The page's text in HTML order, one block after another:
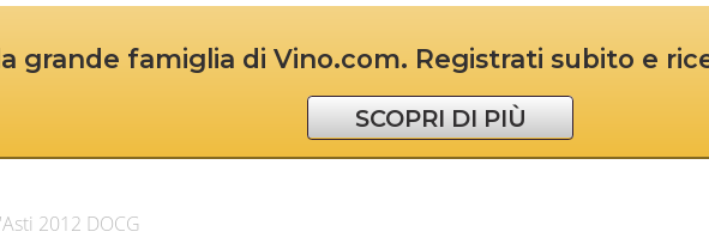
grande famiglia di Vino.com. Registrati subito e
SCOPRI DI PIÙ
2012 DOCG